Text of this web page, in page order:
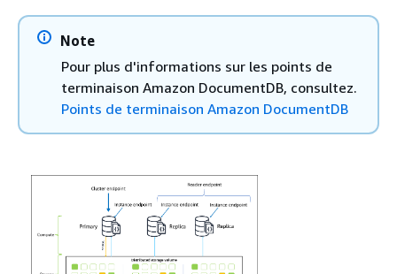
Note
Pour plus d'informations sur les points de
terminaison Amazon DocumentDB, consultez.
Points de terminaison Amazon DocumentDB